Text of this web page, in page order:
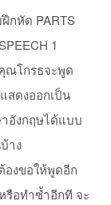
กหัด PARTS
1
ณโกรธจะพูด
สดงออกเป็น
อังกฤษได้แบบ
าง
องขอให้พูดอีก
รือทำซ้ำอีกที จะ